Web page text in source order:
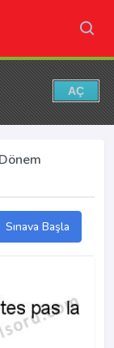
AÇ
Sınava Başla